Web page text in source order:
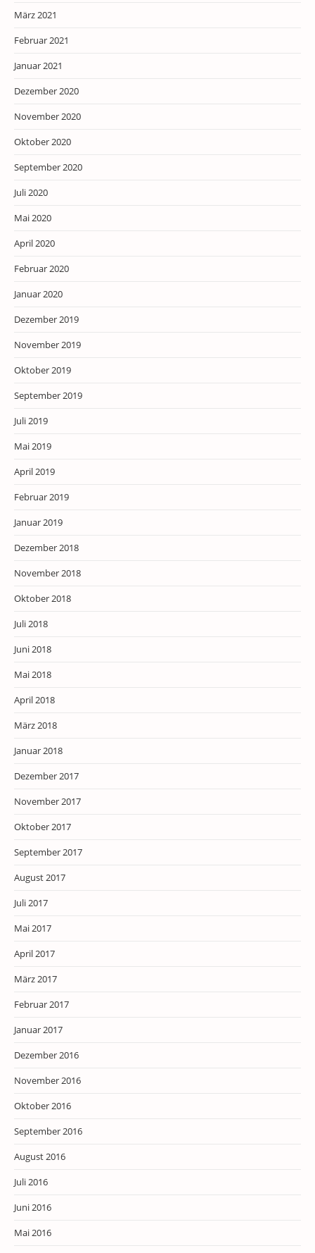
März 2021
Februar 2021
Januar 2021
Dezember 2020
November 2020
Oktober 2020
September 2020
Juli 2020
Mai 2020
April 2020
Februar 2020
Januar 2020
Dezember 2019
November 2019
Oktober 2019
September 2019
Juli 2019
Mai 2019
April 2019
Februar 2019
Januar 2019
Dezember 2018
November 2018
Oktober 2018
Juli 2018
Juni 2018
Mai 2018
April 2018
März 2018
Januar 2018
Dezember 2017
November 2017
Oktober 2017
September 2017
August 2017
Juli 2017
Mai 2017
April 2017
März 2017
Februar 2017
Januar 2017
Dezember 2016
November 2016
Oktober 2016
September 2016
August 2016
Juli 2016
Juni 2016
Mai 2016